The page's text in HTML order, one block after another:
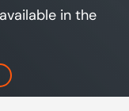
in the